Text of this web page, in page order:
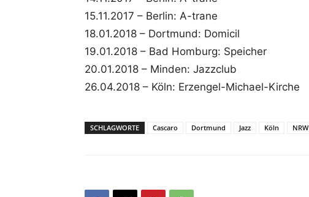
15.11.2017 – Berlin: A-trane
18.01.2018 – Dortmund: Domicil
19.01.2018 – Bad Homburg: Speicher
20.01.2018 – Minden: Jazzclub
26.04.2018 – Köln: Erzengel-Michael-Kirche
SCHLAGWORTE Cascaro Dortmund Jazz Köln NRW